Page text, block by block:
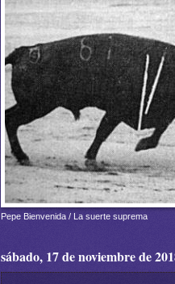
Pepe Bienvenida / La suerte suprema
sábado, 17 de noviembre de